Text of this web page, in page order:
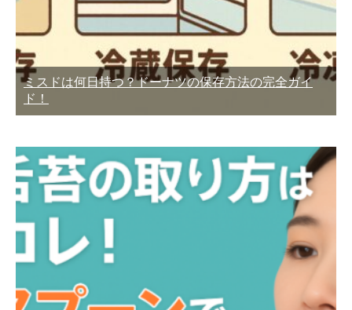
ミスドは何日持つ？ドーナツの保存方法の完全ガイ
ド！